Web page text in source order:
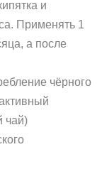
и
Применять 1
а после
чёрного
чай)